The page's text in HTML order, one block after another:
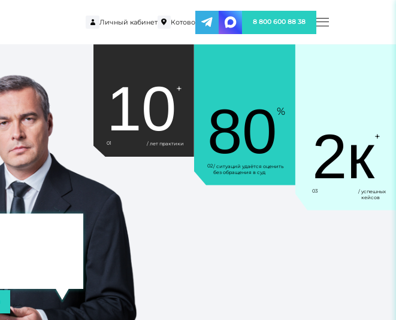
Личный кабинет Котово 8 800 600 88 38
10 +
01 / лет практики 80%
02/ ситуаций удаётся оценить
без обращения в суд
2к+
03
/ успешных
кейсов